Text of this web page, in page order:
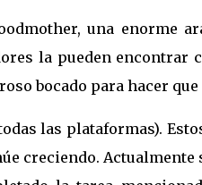
una enorme
la pueden encontrar
bocado para hacer que
las plataformas).
creciendo. Actualmente